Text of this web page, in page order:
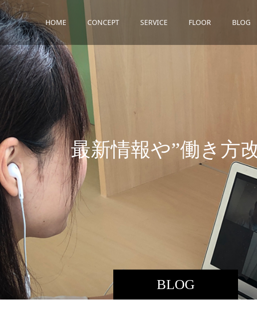
HOME CONCEPT SERVICE FLOOR BLOG
BLOG
最新情報や”働き方改革×地